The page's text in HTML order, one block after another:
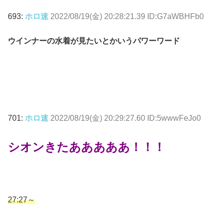
693: ホロ速 2022/08/19(金) 20:28:21.39 ID:G7aWBHFb0
ウインナーの水着が見たいとかいうパワーワード
701: ホロ速 2022/08/19(金) 20:29:27.60 ID:5wwwFeJo0
シオンきたあああああ！！！
27:27～